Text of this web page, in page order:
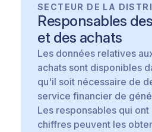
SECTEUR DE LA
Responsables
et des achats
Les données relatives
achats sont disponibles
qu'il soit nécessaire de
service financier de
Les responsables qui
chiffres peuvent les